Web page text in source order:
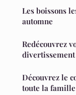
Les boissons
automne
Redécouvrez
divertissement
Découvrez le
toute la famille